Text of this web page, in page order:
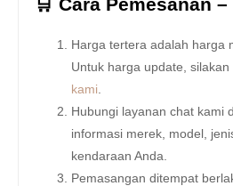
Harga tertera adalah harga
Untuk harga update, silakan
kami
Hubungi layanan chat kami
informasi merek, model,
kendaraan Anda.
Pemasangan ditempat